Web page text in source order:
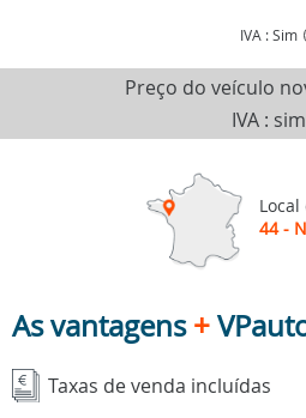
IVA : Sim
Preço do veículo
IVA : sim
44 -
As vantagens+
Taxas de venda incluídas